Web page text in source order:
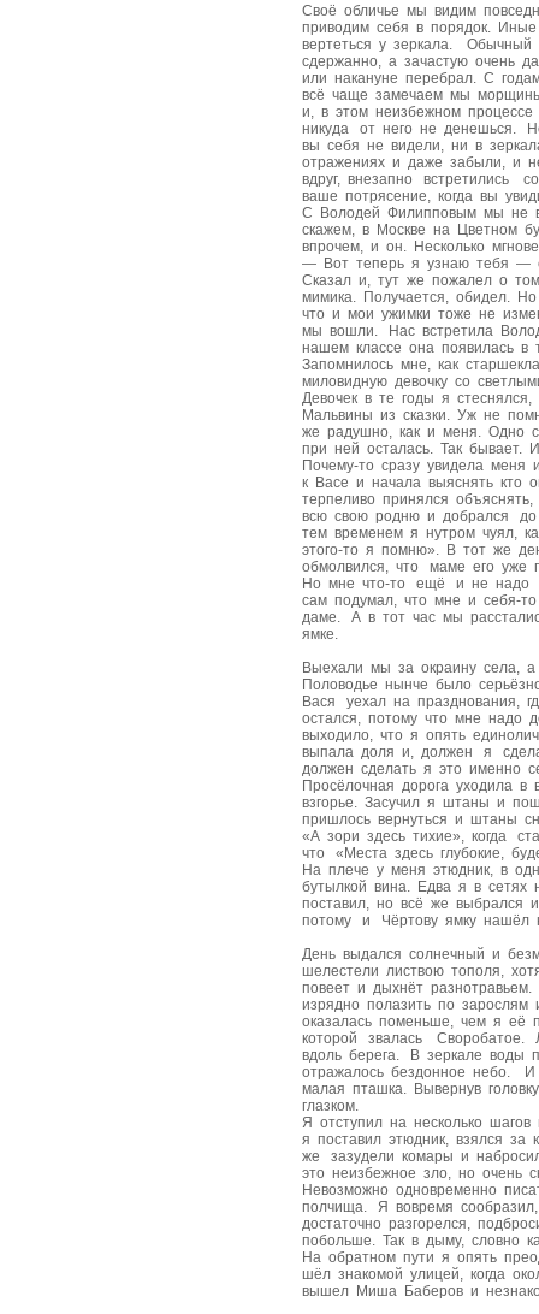
Своё обличье мы видим
приводим себя в порядок.
вертеться у зеркала.
сдержанно, а зачастую очень
или накануне перебрал. С
всё чаще замечаем мы
и, в этом неизбежном процессе
никуда от него не денешься.
вы себя не видели, ни в
отражениях и даже забыли, и
вдруг, внезапно встретились
ваше потрясение, когда вы
С Володей Филипповым мы не
скажем, в Москве на Цветном
впрочем, и он. Несколько
— Вот теперь я узнаю тебя —
Сказал и, тут же пожалел о
мимика. Получается, обидел.
что и мои ужимки тоже не
мы вошли. Нас встретила
нашем классе она появилась
Запомнилось мне, как
миловидную девочку со
Девочек в те годы я
Мальвины из сказки. Уж не
же радушно, как и меня. Одно
при ней осталась. Так
Почему-то сразу увидела меня
к Васе и начала выяснять кто
терпеливо принялся
всю свою родню и добрался до
тем временем я нутром чуял,
этого-то я помню». В тот же
обмолвился, что маме его
Но мне что-то ещё и не надо
сам подумал, что мне и себя-
даме. А в тот час мы
ямке.
Выехали мы за окраину села, а
Половодье нынче было
Вася уехал на празднования,
остался, потому что мне надо
выходило, что я опять
выпала доля и, должен я
должен сделать я это именно
Просёлочная дорога уходила
взгорье. Засучил я штаны и
пришлось вернуться и штаны
«А зори здесь тихие», когда
что «Места здесь глубокие,
На плече у меня этюдник, в
бутылкой вина. Едва я в сетях
поставил, но всё же выбрался
потому и Чёртову ямку нашёл
День выдался солнечный и
шелестели листвою тополя,
повеет и дыхнёт
изрядно полазить по
оказалась поменьше, чем я её
которой звалась Своробатое.
вдоль берега. В зеркале воды
отражалось бездонное небо.
малая пташка. Вывернув
глазком.
Я отступил на несколько
я поставил этюдник, взялся за
же зазудели комары и
это неизбежное зло, но очень
Невозможно одновременно
полчища. Я вовремя
достаточно разгорелся,
побольше. Так в дыму, словно
На обратном пути я опять
шёл знакомой улицей, когда
вышел Миша Баберов и